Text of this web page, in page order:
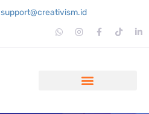
support@creativism.id